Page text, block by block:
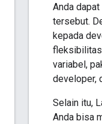
Anda
tersebut.
kepada
fleksibilitas
variabel,
developer,
Selain itu,
Anda bisa